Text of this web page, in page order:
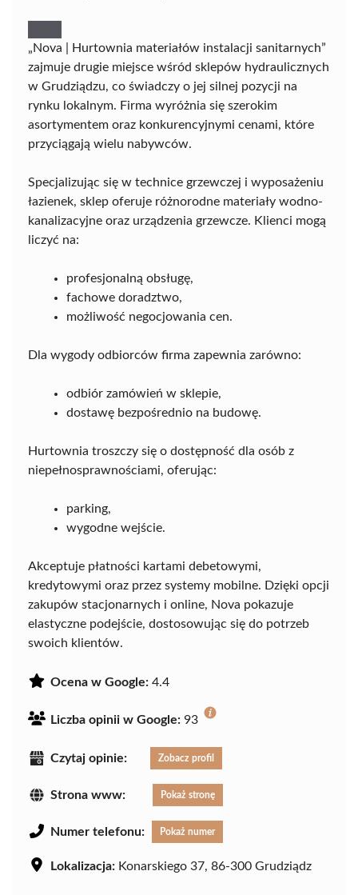
„Nova | Hurtownia materiałów instalacji sanitarnych”
zajmuje drugie miejsce wśród sklepów hydraulicznych
w Grudziądzu, co świadczy o jej silnej pozycji na
rynku lokalnym. Firma wyróżnia się szerokim
asortymentem oraz konkurencyjnymi cenami, które
przyciągają wielu nabywców.
Specjalizując się w technice grzewczej i wyposażeniu
łazienek, sklep oferuje różnorodne materiały wodno-
kanalizacyjne oraz urządzenia grzewcze. Klienci mogą
liczyć na:
profesjonalną obsługę,
fachowe doradztwo,
możliwość negocjowania cen.
Dla wygody odbiorców firma zapewnia zarówno:
odbiór zamówień w sklepie,
dostawę bezpośrednio na budowę.
Hurtownia troszczy się o dostępność dla osób z
niepełnosprawnościami, oferując:
parking,
wygodne wejście.
Akceptuje płatności kartami debetowymi,
kredytowymi oraz przez systemy mobilne. Dzięki opcji
zakupów stacjonarnych i online, Nova pokazuje
elastyczne podejście, dostosowując się do potrzeb
swoich klientów.
Ocena w Google: 4.4
Liczba opinii w Google: 93
Czytaj opinie: Zobacz profil
Strona www: Pokaż stronę
Numer telefonu: Pokaż numer
Lokalizacja: Konarskiego 37, 86-300 Grudziądz